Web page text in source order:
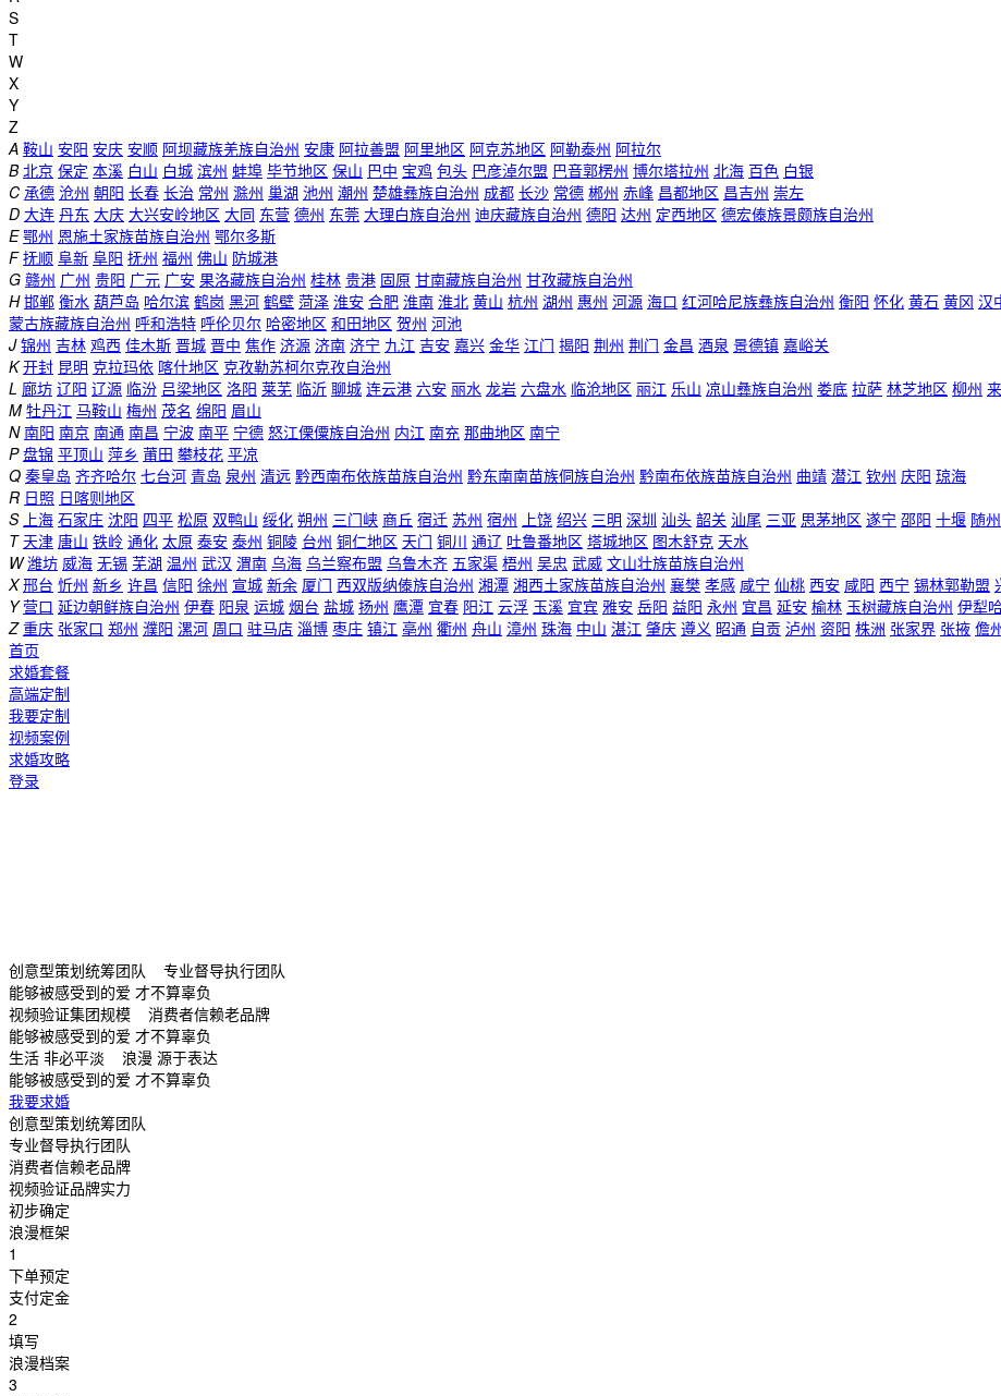
S
T
W
X
Y
Z
A 鞍山 安阳 安庆 安顺 阿坝藏族羌族自治州 安康 阿拉善盟 阿里地区 阿克苏地区 阿勒泰州 阿拉尔
B 北京 保定 本溪 白山 白城 滨州 蚌埠 毕节地区 保山 巴中 宝鸡 包头 巴彦淖尔盟 巴音郭楞州 博尔塔拉州 北海 百色 白银
C 承德 沧州 朝阳 长春 长治 常州 滁州 巢湖 池州 潮州 楚雄彝族自治州 成都 长沙 常德 郴州 赤峰 昌都地区 昌吉州 崇左
D 大连 丹东 大庆 大兴安岭地区 大同 东营 德州 东莞 大理白族自治州 迪庆藏族自治州 德阳 达州 定西地区 德宏傣族景颇族自治州
E 鄂州 恩施土家族苗族自治州 鄂尔多斯
F 抚顺 阜新 阜阳 抚州 福州 佛山 防城港
G 赣州 广州 贵阳 广元 广安 果洛藏族自治州 桂林 贵港 固原 甘南藏族自治州 甘孜藏族自治州
H 邯郸 衡水 葫芦岛 哈尔滨 鹤岗 黑河 鹤壁 菏泽 淮安 合肥 淮南 淮北 黄山 杭州 湖州 惠州 河源 海口 红河哈尼族彝族自治州 衡阳 怀化 黄石 黄冈 汉
蒙古族藏族自治州 呼和浩特 呼伦贝尔 哈密地区 和田地区 贺州 河池
J 锦州 吉林 鸡西 佳木斯 晋城 晋中 焦作 济源 济南 济宁 九江 吉安 嘉兴 金华 江门 揭阳 荆州 荆门 金昌 酒泉 景德镇 嘉峪关
K 开封 昆明 克拉玛依 喀什地区 克孜勒苏柯尔克孜自治州
L 廊坊 辽阳 辽源 临汾 吕梁地区 洛阳 莱芜 临沂 聊城 连云港 六安 丽水 龙岩 六盘水 临沧地区 丽江 乐山 凉山彝族自治州 娄底 拉萨 林芝地区 柳州
M 牡丹江 马鞍山 梅州 茂名 绵阳 眉山
N 南阳 南京 南通 南昌 宁波 南平 宁德 怒江傈僳族自治州 内江 南充 那曲地区 南宁
P 盘锦 平顶山 萍乡 莆田 攀枝花 平凉
Q 秦皇岛 齐齐哈尔 七台河 青岛 泉州 清远 黔西南布依族苗族自治州 黔东南南苗族侗族自治州 黔南布依族苗族自治州 曲靖 潜江 钦州 庆阳 琼海
R 日照 日喀则地区
S 上海 石家庄 沈阳 四平 松原 双鸭山 绥化 朔州 三门峡 商丘 宿迁 苏州 宿州 上饶 绍兴 三明 深圳 汕头 韶关 汕尾 三亚 思茅地区 遂宁 邵阳 十堰 随州
T 天津 唐山 铁岭 通化 太原 泰安 泰州 铜陵 台州 铜仁地区 天门 铜川 通辽 吐鲁番地区 塔城地区 图木舒克 天水
W 潍坊 威海 无锡 芜湖 温州 武汉 渭南 乌海 乌兰察布盟 乌鲁木齐 五家渠 梧州 吴忠 武威 文山壮族苗族自治州
X 邢台 忻州 新乡 许昌 信阳 徐州 宣城 新余 厦门 西双版纳傣族自治州 湘潭 湘西土家族苗族自治州 襄樊 孝感 咸宁 仙桃 西安 咸阳 西宁 锡林郭勒盟
Y 营口 延边朝鲜族自治州 伊春 阳泉 运城 烟台 盐城 扬州 鹰潭 宜春 阳江 云浮 玉溪 宜宾 雅安 岳阳 益阳 永州 宜昌 延安 榆林 玉树藏族自治州 伊犁
Z 重庆 张家口 郑州 濮阳 漯河 周口 驻马店 淄博 枣庄 镇江 亳州 衢州 舟山 漳州 珠海 中山 湛江 肇庆 遵义 昭通 自贡 泸州 资阳 株洲 张家界 张掖 儋
首页
求婚套餐
高端定制
我要定制
视频案例
求婚攻略
登录
创意型策划统筹团队 专业督导执行团队
能够被感受到的爱 才不算辜负
视频验证集团规模 消费者信赖老品牌
能够被感受到的爱 才不算辜负
生活 非必平淡 浪漫 源于表达
能够被感受到的爱 才不算辜负
我要求婚
创意型策划统筹团队
专业督导执行团队
消费者信赖老品牌
视频验证品牌实力
初步确定
浪漫框架
1
下单预定
支付定金
2
填写
浪漫档案
3